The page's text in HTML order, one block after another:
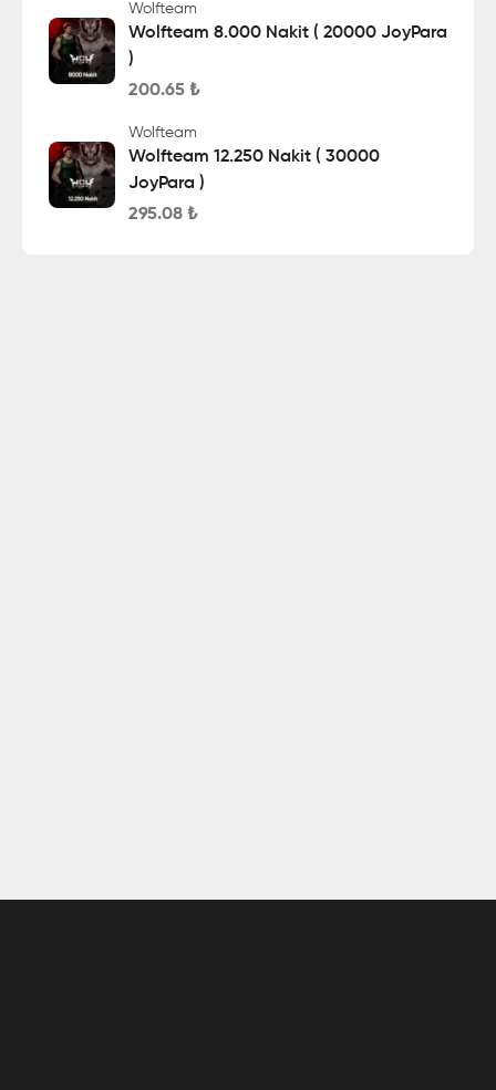
Wolfteam
Wolfteam 8.000 Nakit ( 20000 JoyPara
)
200.65 ₺
Wolfteam
Wolfteam 12.250 Nakit ( 30000
JoyPara )
295.08 ₺